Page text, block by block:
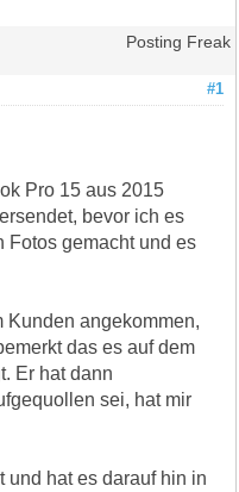
Posting Freak
#1
Pro 15 aus 2015
bevor ich es
Fotos gemacht und es
Kunden angekommen,
das es auf dem
Er hat dann
sei, hat mir
und hat es darauf hin in